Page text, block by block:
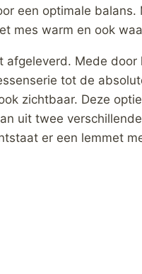
een optimale
mes warm en ook
Mede
tot de
zichtbaar. Deze
uit twee
er een lemmet